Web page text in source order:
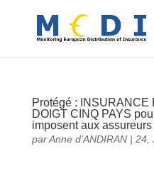
Protégé : INSURANCE
DOIGT CINQ PAYS
imposent aux
parAnne d’ANDIRAN| 24,